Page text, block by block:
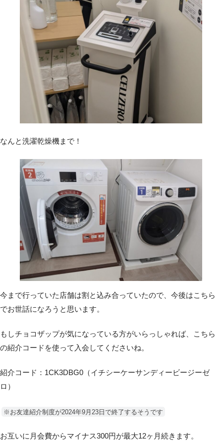
なんと洗濯乾燥機まで！
今まで行っていた店舗は割と込み合っていたので、今後はこちら
でお世話になろうと思います。
もしチョコザップが気になっている方がいらっしゃれば、こちら
の紹介コードを使って入会してくださいね。
紹介コード：1CK3DBG0（イチシーケーサンディービージーゼ
ロ）
※お友達紹介制度が2024年9月23日で終了するそうです
お互いに月会費からマイナス300円が最大12ヶ月続きます。